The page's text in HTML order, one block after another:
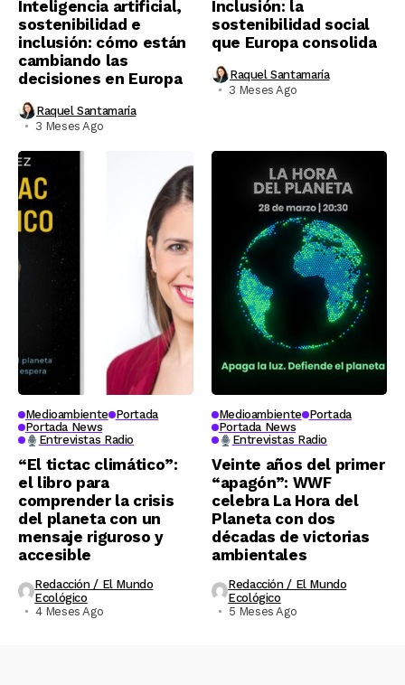
Inteligencia artificial,
sostenibilidad e
inclusión: cómo están
cambiando las
decisiones en Europa
Raquel Santamaría
3 Meses Ago
Inclusión: la
sostenibilidad social
que Europa consolida
Raquel Santamaría
3 Meses Ago
Medioambiente Portada
Portada News
Entrevistas Radio
“El tictac climático”:
el libro para
comprender la crisis
del planeta con un
mensaje riguroso y
accesible
Redacción / El Mundo
Ecológico
4 Meses Ago
Medioambiente Portada
Portada News
Entrevistas Radio
Veinte años del primer
“apagón”: WWF
celebra La Hora del
Planeta con dos
décadas de victorias
ambientales
Redacción / El Mundo
Ecológico
5 Meses Ago